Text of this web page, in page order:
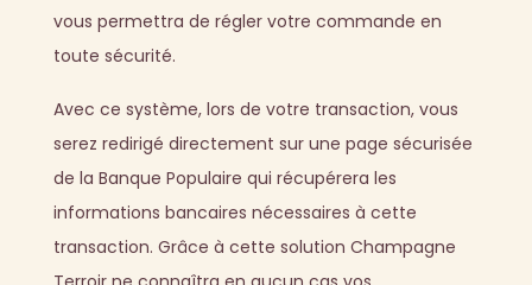
vous permettra de régler votre commande en
toute sécurité.
Avec ce système, lors de votre transaction, vous
serez redirigé directement sur une page sécurisée
de la Banque Populaire qui récupérera les
informations bancaires nécessaires à cette
transaction. Grâce à cette solution Champagne